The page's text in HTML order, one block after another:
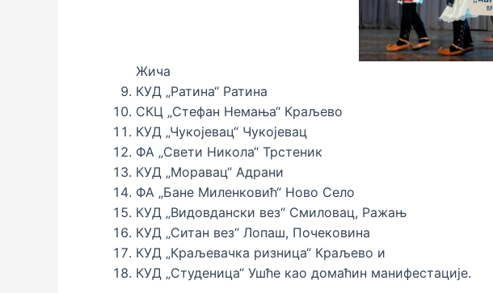
Жича
КУД „Ратина“ Ратина
СКЦ „Стефан Немања“ Краљево
КУД „Чукојевац“ Чукојевац
ФА „Свети Никола“ Трстеник
КУД „Моравац“ Адрани
ФА „Бане Миленковић“ Ново Село
КУД „Видовдански вез“ Смиловац, Ражањ
КУД „Ситан вез“ Лопаш, Почековина
КУД „Краљевачка ризница“ Краљево и
КУД „Студеница“ Ушће као домаћин манифестације.